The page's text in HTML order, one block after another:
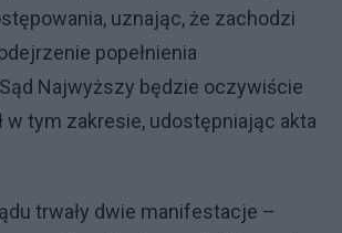
uznając, że zachodzi
popełnienia
Najwyższy będzie oczywiście
w tym zakresie, udostępniając akta
trwały dwie manifestacje –